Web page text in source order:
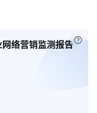
络营销监测报告 已